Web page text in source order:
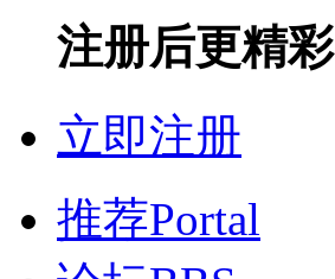
注册后更精彩
立即注册
推荐Portal